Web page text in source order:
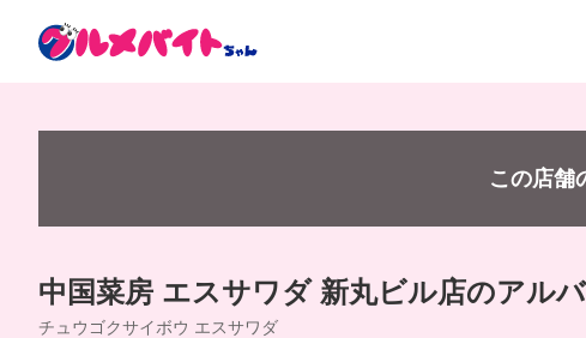
この店舗
中国菜房 エスサワダ 新丸ビル店のアル
チュウゴクサイボウ エスサワダ